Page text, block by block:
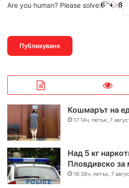
Are you human? Please solve:
Кошмарът на
17:14ч, петък, 7
Над 5 кг
Пловдивско за
16:38ч, петък, 7